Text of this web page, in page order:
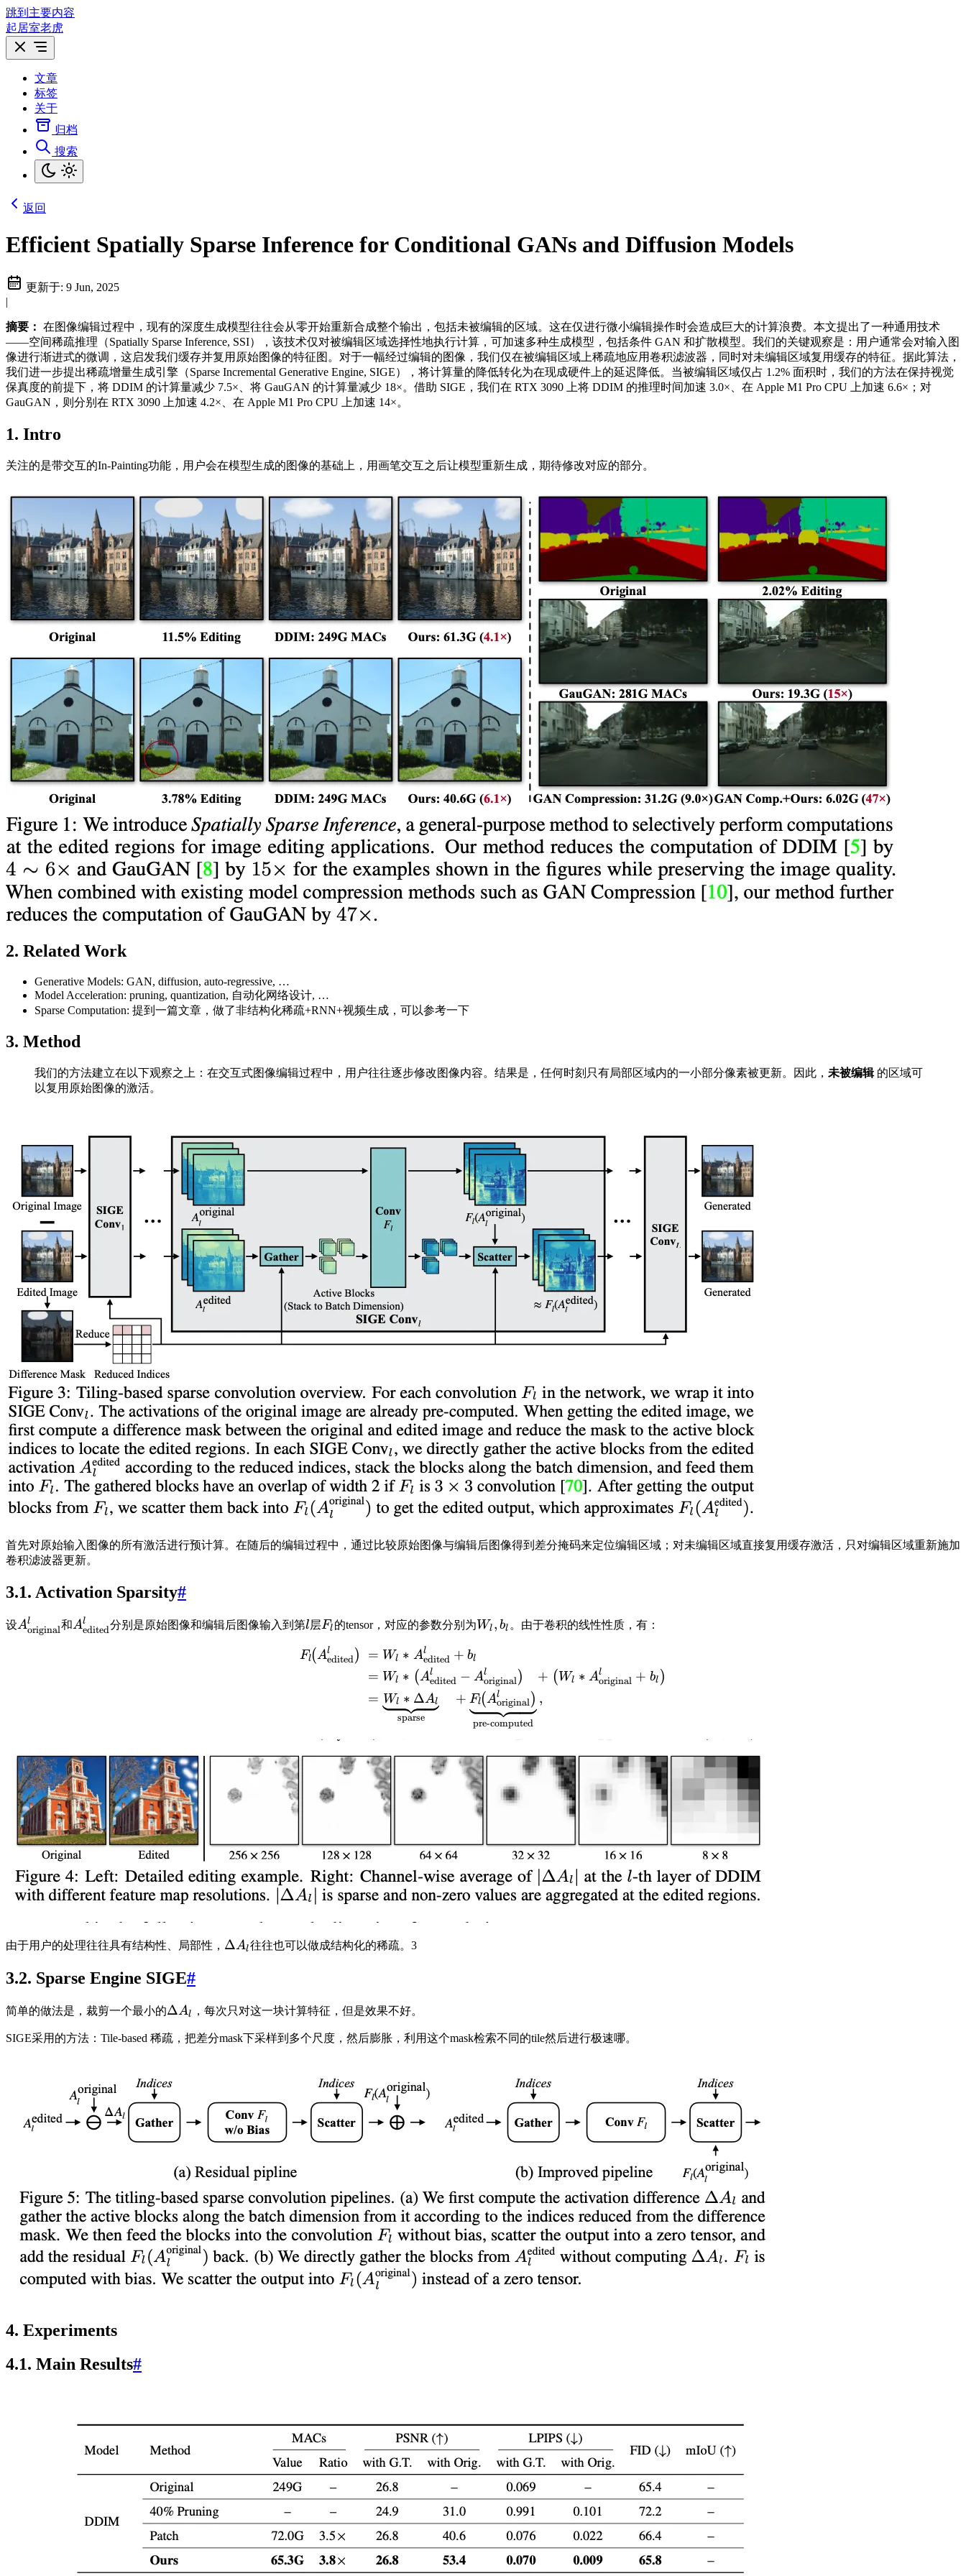
跳到主要内容
起居室老虎
文章
标签
关于
归档
搜索
返回
Efficient Spatially Sparse Inference for Conditional GANs and Diffusion Models
更新于: 9 Jun, 2025
|
摘要： 在图像编辑过程中，现有的深度生成模型往往会从零开始重新合成整个输出，包括未被编辑的区域。这在仅进行微小编辑操作时会造成巨大的计算浪费。本文提出了一种通用技术
——空间稀疏推理（Spatially Sparse Inference, SSI），该技术仅对被编辑区域选择性地执行计算，可加速多种生成模型，包括条件 GAN 和扩散模型。我们的关键观察是：用户通常会对输入图
像进行渐进式的微调，这启发我们缓存并复用原始图像的特征图。对于一幅经过编辑的图像，我们仅在被编辑区域上稀疏地应用卷积滤波器，同时对未编辑区域复用缓存的特征。据此算法，
我们进一步提出稀疏增量生成引擎（Sparse Incremental Generative Engine, SIGE），将计算量的降低转化为在现成硬件上的延迟降低。当被编辑区域仅占 1.2% 面积时，我们的方法在保持视觉
保真度的前提下，将 DDIM 的计算量减少 7.5×、将 GauGAN 的计算量减少 18×。借助 SIGE，我们在 RTX 3090 上将 DDIM 的推理时间加速 3.0×、在 Apple M1 Pro CPU 上加速 6.6×；对
GauGAN，则分别在 RTX 3090 上加速 4.2×、在 Apple M1 Pro CPU 上加速 14×。
1. Intro
关注的是带交互的In-Painting功能，用户会在模型生成的图像的基础上，用画笔交互之后让模型重新生成，期待修改对应的部分。
2. Related Work
Generative Models: GAN, diffusion, auto-regressive, …
Model Acceleration: pruning, quantization, 自动化网络设计, …
Sparse Computation: 提到一篇文章，做了非结构化稀疏+RNN+视频生成，可以参考一下
3. Method
我们的方法建立在以下观察之上：在交互式图像编辑过程中，用户往往逐步修改图像内容。结果是，任何时刻只有局部区域内的一小部分像素被更新。因此， 未被编辑的区域可
以复用原始图像的激活。
首先对原始输入图像的所有激活进行预计算。在随后的编辑过程中，通过比较原始图像与编辑后图像得到差分掩码来定位编辑区域；对未编辑区域直接复用缓存激活，只对编辑区域重新施加
卷积滤波器更新。
3.1. Activation Sparsity#
设Aoriginal
l 和Aedited
l 分别是原始图像和编辑后图像输入到第l层Fl 的tensor，对应的参数分别为Wl , bl 。由于卷积的线性性质，有：
Fl(Aedited
l ) = Wl ∗ Aedited
l + bl
= Wl ∗ (Aedited
l − Aoriginal
l ) + ( Wl ∗ Aoriginal
l + bl )
=
sparse
Wl ∗ ΔAl +
pre-computed
Fl( Aoriginal
l ) ,
由于用户的处理往往具有结构性、局部性， ΔAl往往也可以做成结构化的稀疏。3
3.2. Sparse Engine SIGE#
简单的做法是，裁剪一个最小的ΔAl ，每次只对这一块计算特征，但是效果不好。
SIGE采用的方法：Tile-based 稀疏，把差分mask下采样到多个尺度，然后膨胀，利用这个mask检索不同的tile然后进行极速哪。
4. Experiments
4.1. Main Results#